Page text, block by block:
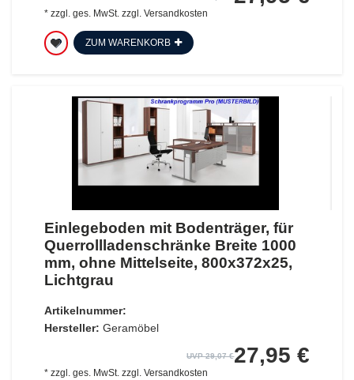
* zzgl. ges. MwSt. zzgl. Versandkosten
ZUM WARENKORB
Einlegeboden mit Bodenträger, für
Querrollladenschränke Breite 1000
mm, ohne Mittelseite, 800x372x25,
Lichtgrau
Artikelnummer:
Hersteller: Geramöbel
UVP 29,07 €27,95 €
* zzgl. ges. MwSt.zzgl. Versandkosten